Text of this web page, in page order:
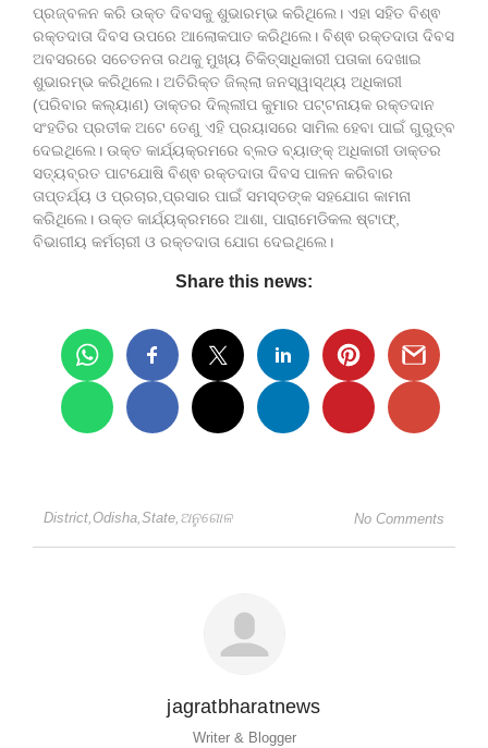
ପ୍ରଜ୍ବଳନ କରି ଉକ୍ତ ଦିବସକୁ ଶୁଭାରମ୍ଭ କରିଥିଲେ। ଏହା ସହିତ ବିଶ୍ଵ
ରକ୍ତଦାତା ଦିବସ ଉପରେ ଆଲୋକପାତ କରିଥିଲେ। ବିଶ୍ଵ ରକ୍ତଦାତା ଦିବସ
ଅବସରରେ ସଚେତନତା ରଥକୁ ମୁଖ୍ୟ ଚିକିତ୍ସାଧିକାରୀ ପତାକା ଦେଖାଇ
ଶୁଭାରମ୍ଭ କରିଥିଲେ। ଅତିରିକ୍ତ ଜିଲ୍ଲା ଜନସ୍ୱାସ୍ଥ୍ୟ ଅଧିକାରୀ
(ପରିବାର କଲ୍ୟାଣ) ଡାକ୍ତର ଦିଲ୍ଲୀପ କୁମାର ପଟ୍ଟନାୟକ ରକ୍ତଦାନ
ସଂହତିର ପ୍ରତୀକ ଅଟେ ତେଣୁ ଏହି ପ୍ରୟାସରେ ସାମିଲ ହେବା ପାଇଁ ଗୁରୁତ୍ବ
ଦେଇଥିଲେ। ଉକ୍ତ କାର୍ଯ୍ୟକ୍ରମରେ ବ୍ଲଡ ବ୍ୟାଙ୍କ୍ ଅଧିକାରୀ ଡାକ୍ତର
ସତ୍ୟବ୍ରତ ପାଟଯୋଷି ବିଶ୍ଵ ରକ୍ତଦାତା ଦିବସ ପାଳନ କରିବାର
ତାପ୍ତର୍ଯ୍ୟ ଓ ପ୍ରଚାର,ପ୍ରସାର ପାଇଁ ସମସ୍ତଙ୍କ ସହଯୋଗ କାମନା
କରିଥିଲେ। ଉକ୍ତ କାର୍ଯ୍ୟକ୍ରମରେ ଆଶା, ପାରାମେଡିକଲ ଷ୍ଟାଫ୍,
ବିଭାଗୀୟ କର୍ମଚାରୀ ଓ ରକ୍ତଦାତା ଯୋଗ ଦେଇଥିଲେ।
Share this news:
District,Odisha,State, ଅନୁଗୋଳ No Comments
jagratbharatnews
Writer & Blogger